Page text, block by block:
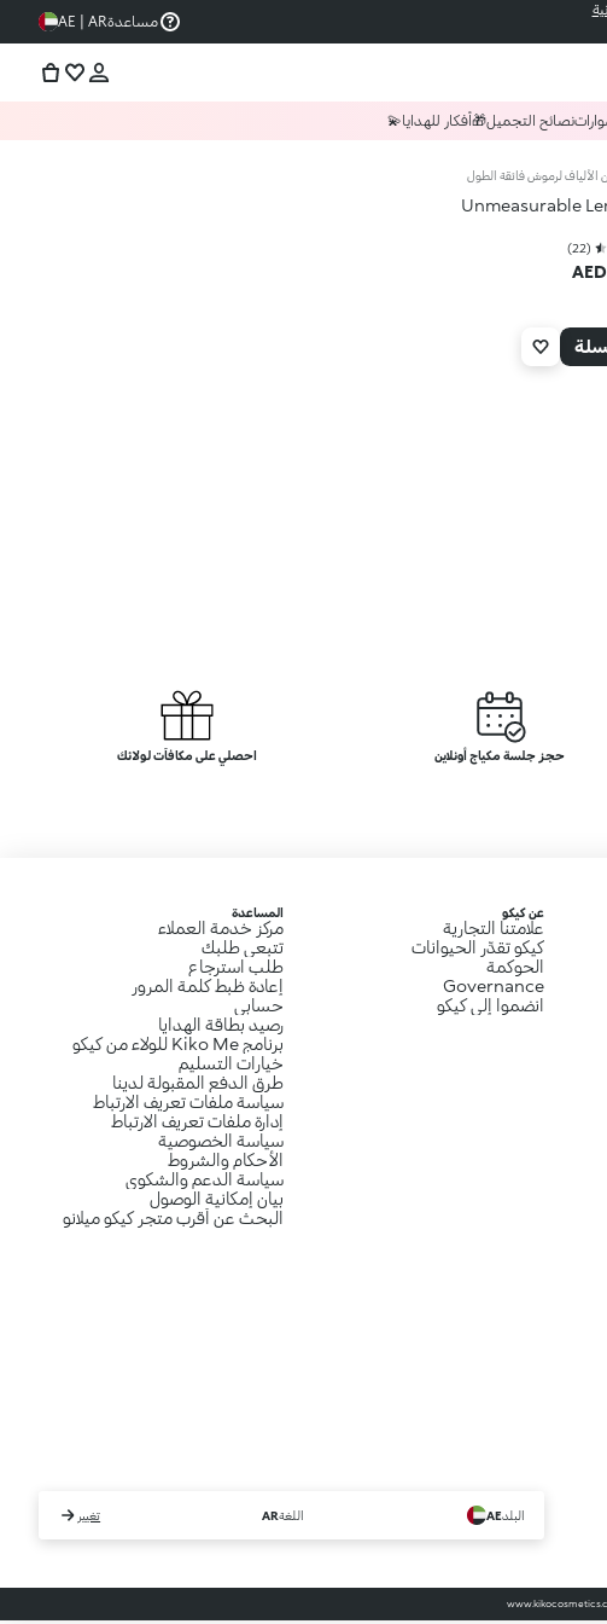
مساعدةAE | AR
نصائح التجميل🎁أفكار للهدايا💫
لرموش فائقة الطول
Unmeasurable
(
22
)
حجز جلسة مكياج أونلاين احصلي على مكافآت لولائك
عن كيكو
علامتنا التجارية
كيكو تقدِّر الحيوانات
الحوكمة
Governance
انضموا إلى كيكو
المساعدة
مركز خدمة العملاء
تتبعي طلبك
طلب استرجاع
إعادة ظبط كلمة المرور
حسابي
رصيد بطاقة الهدايا
برنامج Kiko Me للولاء من كيكو
خيارات التسليم
طرق الدفع المقبولة لدينا
سياسة ملفات تعريف الارتباط
إدارة ملفات تعريف الارتباط
سياسة الخصوصية
الأحكام والشروط
سياسة الدعم والشكوى
بيان إمكانية الوصول
البحث عن أقرب متجر كيكو ميلانو
البلدAE اللغةAR تغيير